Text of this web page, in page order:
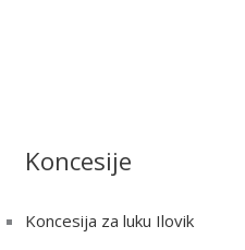
Koncesije
Koncesija za luku Ilovik